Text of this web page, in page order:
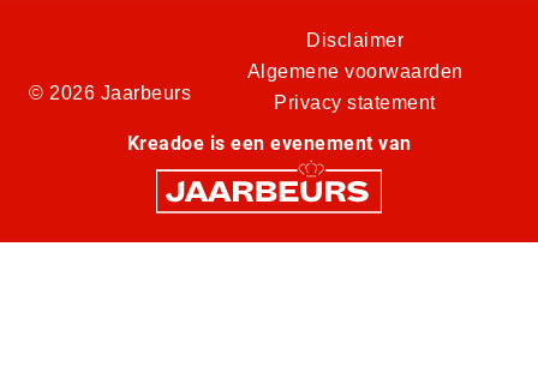
© 2026 Jaarbeurs
Disclaimer
Algemene voorwaarden
Privacy statement
Kreadoe is een evenement van